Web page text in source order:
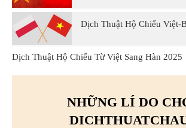
Dịch Thuật Hộ Chiếu Việt-
Dịch Thuật Hộ Chiếu Từ Việt Sang Hàn 2025
NHỮNG LÍ DO